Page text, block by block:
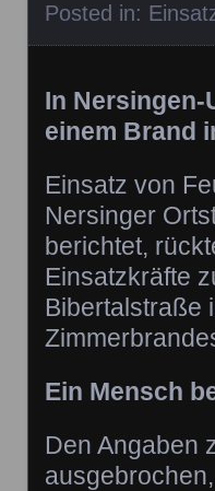
Posted in:
In
einem Brand
Einsatz von
Nersinger
berichtet,
Einsatzkräfte
Bibertalstraße
Ein Mensch
Den Angaben